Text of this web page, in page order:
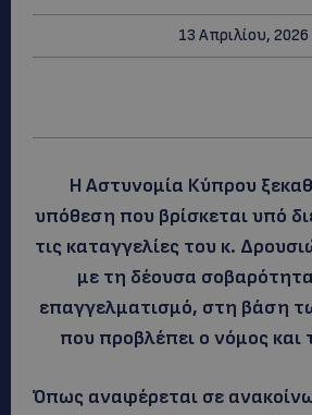
13 Απριλίου, 2026
Η Αστυνομία Κύπρου
υπόθεση που βρίσκεται υπό
τις καταγγελίες του κ.
με τη δέουσα
επαγγελματισμό, στη βάση
που προβλέπει ο νόμος και
Όπως αναφέρεται σε